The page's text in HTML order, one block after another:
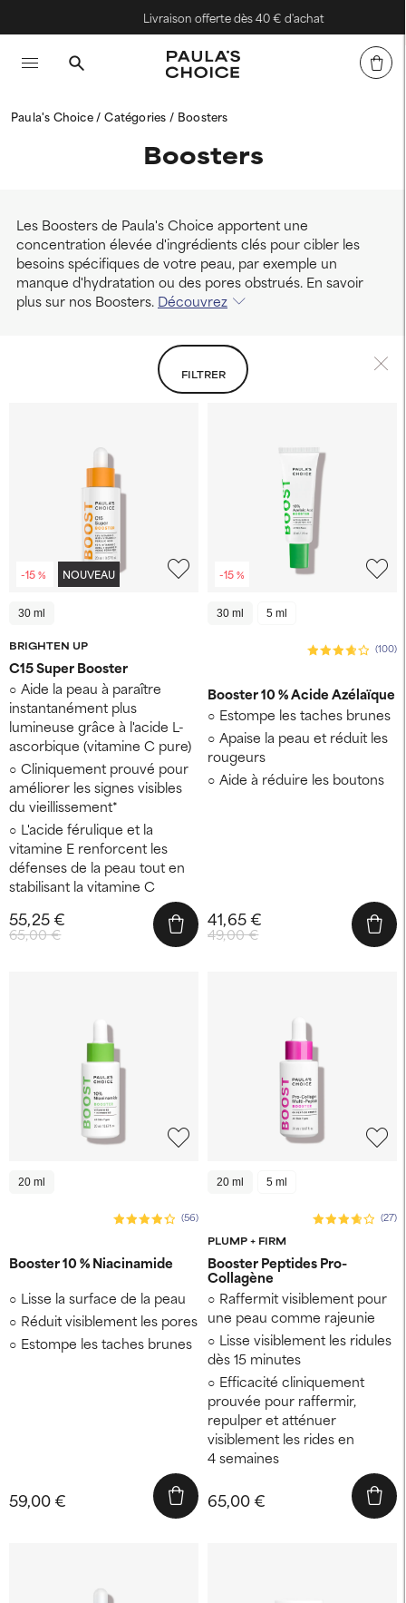
Livraison offerte dès 40 € d'achat
Paula's Choice Catégories Boosters
Boosters
Les Boosters de Paula's Choice apportent une
concentration élevée d'ingrédients clés pour cibler les
besoins spécifiques de votre peau, par exemple un
manque d'hydratation ou des pores obstrués. En savoir
plus sur nos Boosters. Découvrez
FILTRER
-15 % NOUVEAU
30 ml
BRIGHTEN UP
C15 Super Booster
Aide la peau à paraître
instantanément plus
lumineuse grâce à l'acide L-
ascorbique (vitamine C pure)
Cliniquement prouvé pour
améliorer les signes visibles
du vieillissement*
L'acide férulique et la
vitamine E renforcent les
défenses de la peau tout en
stabilisant la vitamine C
65,00 €
55,25 €
-15 %
30 ml 5 ml
(100)
Booster 10 % Acide Azélaïque
Estompe les taches brunes
Apaise la peau et réduit les
rougeurs
Aide à réduire les boutons
49,00 €
41,65 €
20 ml
(56)
Booster 10 % Niacinamide
Lisse la surface de la peau
Réduit visiblement les pores
Estompe les taches brunes
59,00 €
20 ml 5 ml
PLUMP + FIRM
(27)
Booster Peptides Pro-
Collagène
Raffermit visiblement pour
une peau comme rajeunie
Lisse visiblement les ridules
dès 15 minutes
Efficacité cliniquement
prouvée pour raffermir,
repulper et atténuer
visiblement les rides en
4 semaines
65,00 €